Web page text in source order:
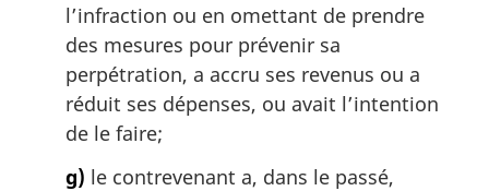
l’infraction ou en omettant de prendre
des mesures pour prévenir sa
perpétration, a accru ses revenus ou a
réduit ses dépenses, ou avait l’intention
de le faire;
g) le contrevenant a, dans le passé,